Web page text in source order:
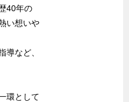
40年の
い想いや
導など、
環として